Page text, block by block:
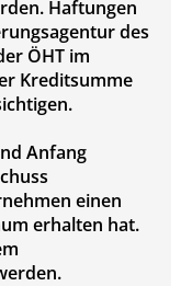
Haftungen
des
ÖHT im
Kreditsumme
Anfang
einen
erhalten hat.